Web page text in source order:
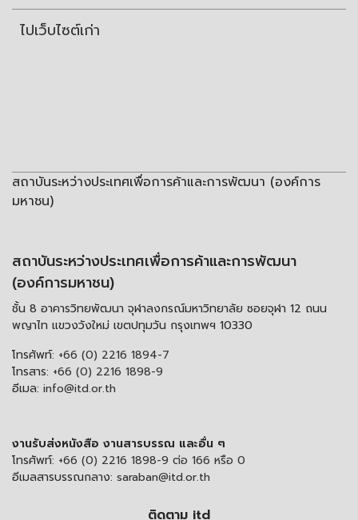
ไปเว็บไซต์เก่า
สถาบันระหว่างประเทศเพื่อการค้าและการพัฒนา (องค์การ
มหาชน)
สถาบันระหว่างประเทศเพื่อการค้าและการพัฒนา
(องค์การมหาชน)
ชั้น 8 อาคารวิทยพัฒนา จุฬาลงกรณ์มหาวิทยาลัย ซอยจุฬา 12 ถนน
พญาไท แขวงวังใหม่ เขตปทุมวัน กรุงเทพฯ 10330
โทรศัพท์: +66 (0) 2216 1894-7
โทรสาร: +66 (0) 2216 1898-9
อีเมล: info@itd.or.th
งานรับส่งหนังสือ งานสารบรรณ และอื่น ๆ
โทรศัพท์: +66 (0) 2216 1898-9 ต่อ 166 หรือ 0
อีเมลสารบรรณกลาง: saraban@itd.or.th
ติดตาม itd